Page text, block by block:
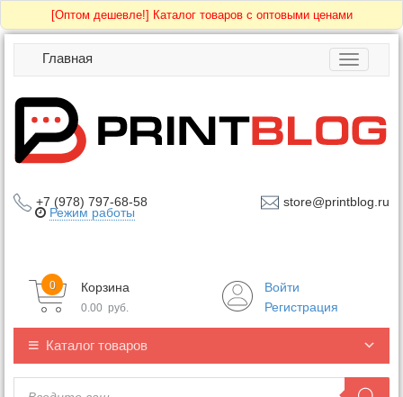
[Оптом дешевле!] Каталог товаров с оптовыми ценами
Toggle
Главная
+7 (978) 797-68-58 store@printblog.ru
Режим работы
Корзина
0
0.00 руб.
Войти
Регистрация
Каталог товаров